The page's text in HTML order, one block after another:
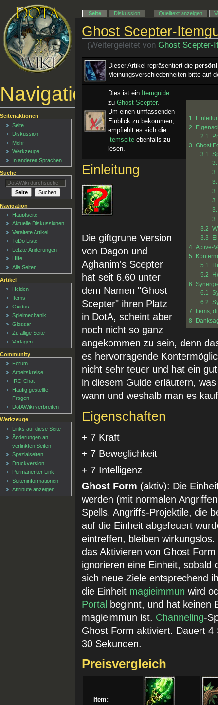
Ghost Scepter-
(Weitergeleitet von Ghost Scepter-
Dieser Artikel repräsentiert die
Meinungsverschiedenheiten bitte auf
1
2
2.1
3 Ghost
3.1
3.2
3.3
4 Active-
5
5.1
5.2
6
6.1
6.2
7
Items,
8
Dies ist ein ­ Itemguide
zuGhost Scepter.
Um einen umfassenden
Einblick zu bekommen,
empfiehlt es sich die
Itemseite ebenfalls zu
lesen.
Einleitung
Die giftgrüne Version
von Dagon und
Aghanim's Scepter
hat seit 6.60 unter
dem Namen "Ghost
Scepter" ihren Platz
in DotA, scheint aber
noch nicht so ganz
angekommen zu sein, denn
es hervorragende
nicht sehr teuer und hat ein
in diesem Guide erläutern,
wann und weshalb man es
Eigenschaften
+ 7 Kraft
+ 7 Beweglichkeit
+ 7 Intelligenz
Ghost Form (aktiv): Die
werden (mit normalen
Spells. Angriffs-Projektile, die
auf die Einheit abgefeuert
eintreffen, bleiben
das Aktivieren von Ghost
ignorieren eine Einheit, sobald
sich neue Ziele entsprechend
die Einheit magieimmun wird
Portal beginnt, und hat keinen
magieimmun ist. Channeling-
Ghost Form aktiviert. Dauert 4
30 Sekunden.
Preisvergleich
Item:
Navigationsmenü
Seite Diskussion Quelltext anzeigen
Seitenaktionen
Seite
Diskussion
Mehr
Werkzeuge
In anderen Sprachen
Suche
Navigation
Hauptseite
Aktuelle Diskussionen
Veraltete Artikel
ToDo Liste
Letzte Änderungen
Hilfe
Alle Seiten
Artikel
Helden
Items
Guides
Spielmechanik
Glossar
Zufällige Seite
Vorlagen
Community
Forum
Arbeitskreise
IRC-Chat
Häufig gestellte
Fragen
DotAWiki verbreiten
Werkzeuge
Links auf diese Seite
Änderungen an
verlinkten Seiten
Spezialseiten
Druckversion
Permanenter Link
Seiten­informationen
Attribute anzeigen